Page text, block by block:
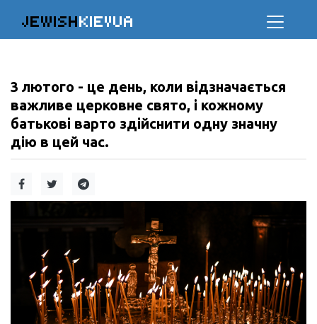
JEWISHKIEVUA
3 лютого - це день, коли відзначається
важливе церковне свято, і кожному
батькові варто здійснити одну значну
дію в цей час.